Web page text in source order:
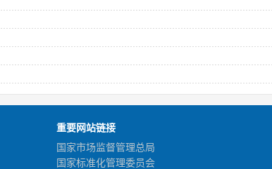
重要网站链接
国家市场监督管理总局
国家标准化管理委员会